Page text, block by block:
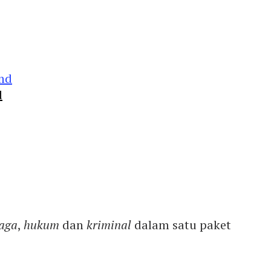
, hukum dankriminal dalam satu paket